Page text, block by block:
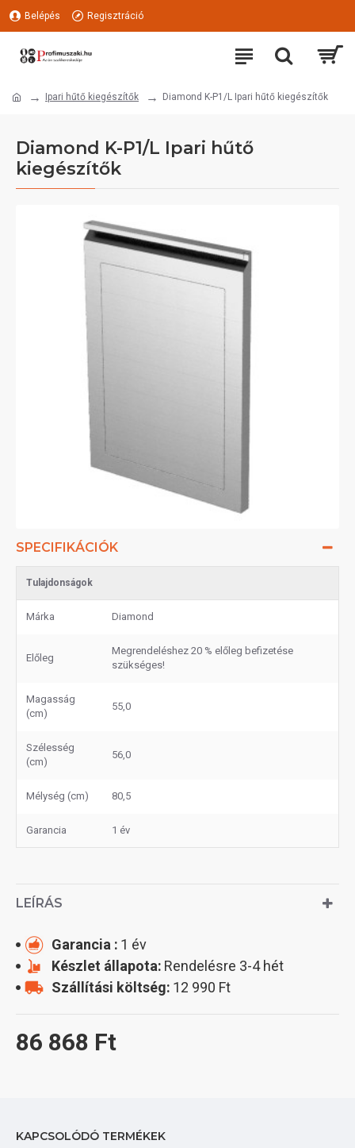
Belépés Regisztráció
Ipari hűtő kiegészítők Diamond K-P1/L Ipari hűtő kiegészítők
Diamond K-P1/L Ipari hűtő
kiegészítők
SPECIFIKÁCIÓK
Tulajdonságok
Márka Diamond
Előleg
Megrendeléshez 20 % előleg befizetése
szükséges!
Magasság
(cm)
55,0
Szélesség
(cm)
56,0
Mélység (cm) 80,5
Garancia 1 év
LEÍRÁS
86 868 Ft
Garancia : 1 év
Készlet állapota: Rendelésre 3-4 hét
Szállítási költség: 12 990 Ft
KAPCSOLÓDÓ TERMÉKEK